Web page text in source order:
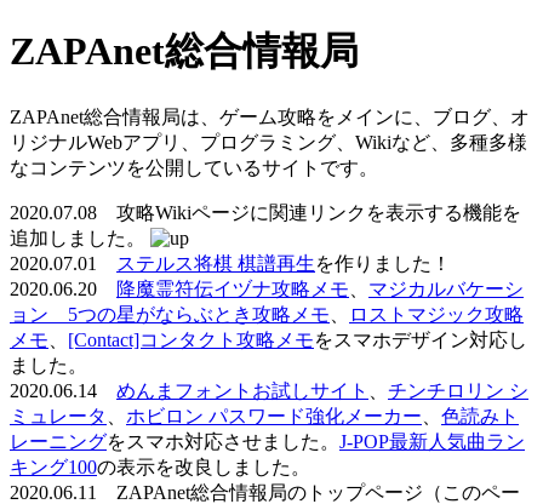
ZAPAnet総合情報局
ZAPAnet総合情報局は、ゲーム攻略をメインに、ブログ、オ
リジナルWebアプリ、プログラミング、Wikiなど、多種多様
なコンテンツを公開しているサイトです。
2020.07.08 攻略Wikiページに関連リンクを表示する機能を
追加しました。
2020.07.01
ステルス将棋 棋譜再生を作りました！
2020.06.20
降魔霊符伝イヅナ攻略メモ
マジカルバケーシ
ョン 5つの星がならぶとき攻略メモ
ロストマジック攻略
メモ
[Contact]コンタクト攻略メモをスマホデザイン対応し
ました。
2020.06.14 めんまフォントお試しサイト
チンチロリン シ
ミュレータ
ホビロン パスワード強化メーカー
色読みト
レーニングをスマホ対応させました。 J-POP最新人気曲ラン
キング100の表示を改良しました。
2020.06.11 ZAPAnet総合情報局のトップページ（このペー